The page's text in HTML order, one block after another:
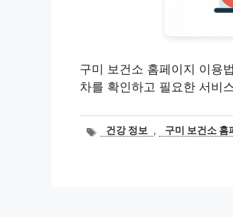
구미 보건소 홈페이지 이용
차를 확인하고 필요한 서비
태건강 정보 , 구미 보건소 홈